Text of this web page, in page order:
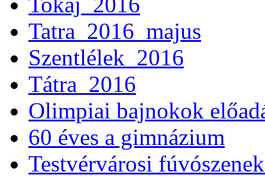
Tatra_2016_majus
Szentlélek_2016
Tátra_2016
Olimpiai bajnokok
60 éves a gimnázium
Testvérvárosi